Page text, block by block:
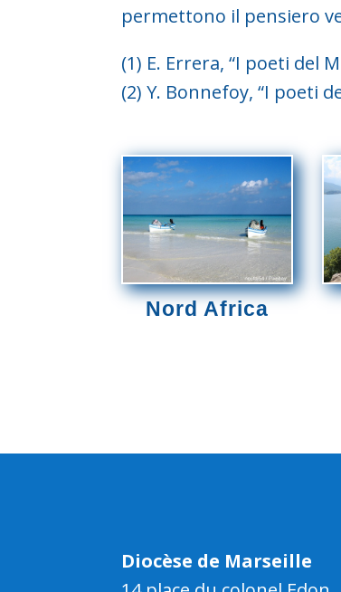
permettono il pensiero
(1) E. Errera, “I poeti del
(2) Y. Bonnefoy, “I poeti
Nord Africa
Diocèse de Marseille